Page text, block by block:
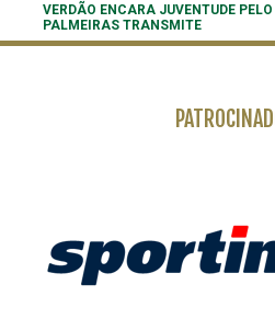
VERDÃO ENCARA JUVENTUDE
PALMEIRAS TRANSMITE